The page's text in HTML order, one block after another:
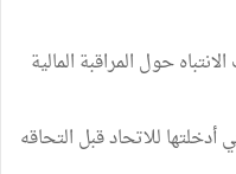
حول المراقبة المالية
أدخلتها للاتحاد قبل التحاقه